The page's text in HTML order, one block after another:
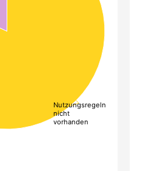
Nutzungsregeln
nicht
vorhanden
Nutzungsregeln
nicht
vorhanden